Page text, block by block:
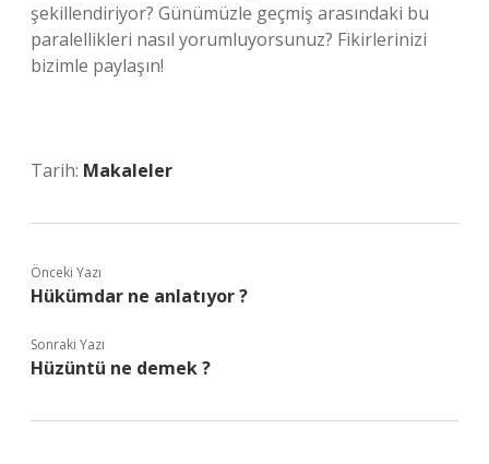
şekillendiriyor? Günümüzle geçmiş arasındaki bu
paralellikleri nasıl yorumluyorsunuz? Fikirlerinizi
bizimle paylaşın!
Tarih: Makaleler
Önceki Yazı
Hükümdar ne anlatıyor ?
Sonraki Yazı
Hüzüntü ne demek ?